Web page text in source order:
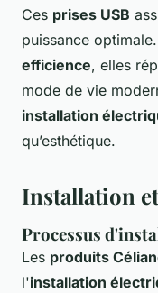
Ces prises USB
puissance
efficience, elles
mode de vie
installation
qu’esthétique.
Installation
Processus
Les produits
l'installation